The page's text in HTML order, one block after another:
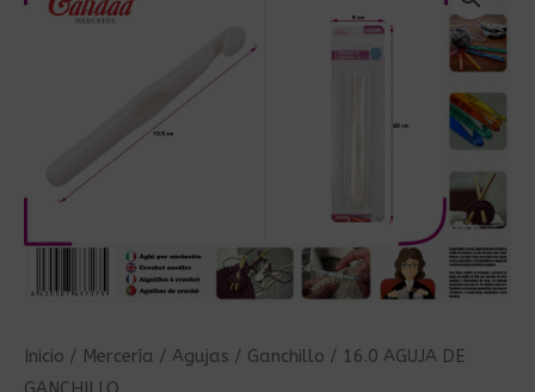
Inicio / Mercería / Agujas / Ganchillo / 16.0 AGUJA DE